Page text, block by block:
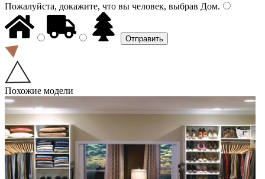
Пожалуйста, докажите, что вы человек, выбрав Дом.
Похожие модели